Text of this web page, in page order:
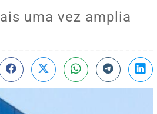
uma vez amplia